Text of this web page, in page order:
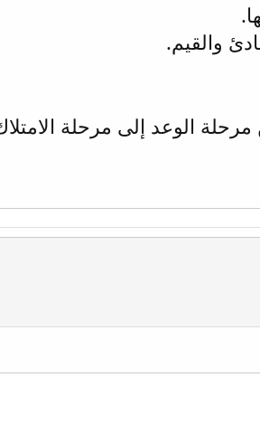
والقيم.
الوعد إلى مرحلة